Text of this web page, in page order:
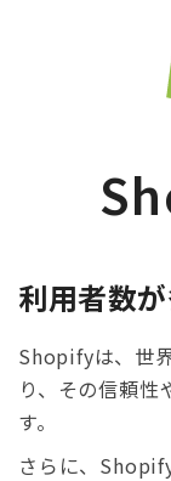
利用者数
Shopifyは、世
り、その信頼性
す。
さらに、